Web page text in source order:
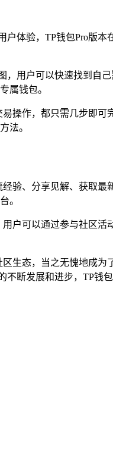
体验，TP钱包Pro版
用户可以快速找到自
属钱包。
操作，都只需几步即
法。
验、分享见解、获取
。
户可以通过参与社区
生态，当之无愧地成
断发展和进步，TP钱